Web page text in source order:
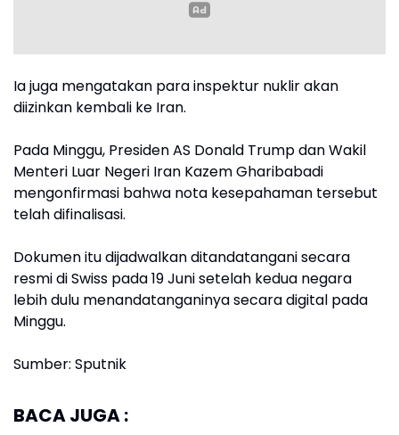
Ia juga mengatakan para inspektur nuklir akan
diizinkan kembali ke Iran.
Pada Minggu, Presiden AS Donald Trump dan Wakil
Menteri Luar Negeri Iran Kazem Gharibabadi
mengonfirmasi bahwa nota kesepahaman tersebut
telah difinalisasi.
Dokumen itu dijadwalkan ditandatangani secara
resmi di Swiss pada 19 Juni setelah kedua negara
lebih dulu menandatanganinya secara digital pada
Minggu.
Sumber: Sputnik
BACA JUGA :